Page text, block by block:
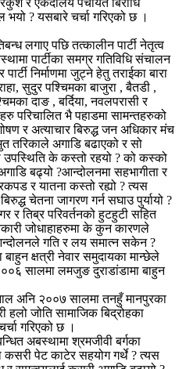
भयो ? यसबारे चर्चा गरिएको छ ।
लगाए पछि तत्कालीन पार्टी नेतृत्व
पार्टीका समग्र गतिविधि संचालन
निर्माणमा जुट्ने हेतु तराईका बारा
सुदुर पश्चिमका बाजुरा , बैतडी ,
दाङ , बर्दिया, नवलपरासी र
परिचालित भै पहाडमा सामन्तहरुको
र अत्याचार बिरुद्ध जन अधिकार मंच
तरिकाले अगाडि बढाएको र सो
के कस्तो रहयो ? को कस्को
बढ्यो ?आन्दोलनमा सहभागीता र
र यातना कस्तो रह्यो ? त्यस
चेतना जागरण गर्न सघाउ पुर्यायो ?
र तिब्र परिवर्तनको हुटहुटी सहित
जोधाहाहरुमा के कुन कारणले
गति र लय समात्न सकेन ?
क्षत्री नेवार समुदायका मान्छेले
सालमा लमजुङ दुराडांडामा बाहुन
अनि २००७ सालमा तनहुँ मानपुरका
जोति सामाजिक बिद्रोहका
गरिएको छ ।
अबस्थामा श्रमजीवी बर्गका
कसरी पेट काटेर सहयोग गर्थे ? त्यस